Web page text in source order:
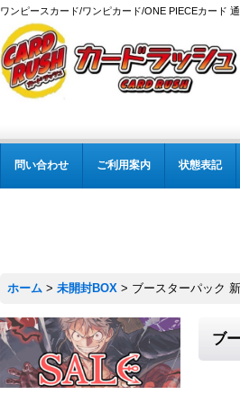
ワンピースカード/ワンピカード/ONE PIECEカード
問い合わせ ご利用案内 状態表記
ホーム > 未開封BOX > ブースターパック
ブ